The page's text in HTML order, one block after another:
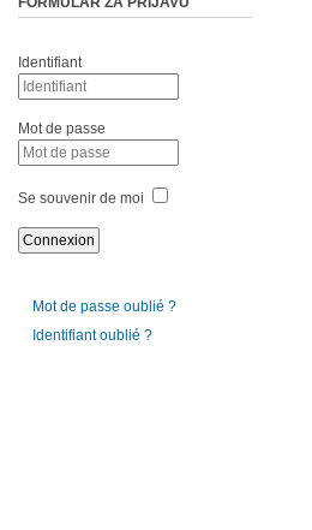
Identifiant
Mot de passe
Se souvenir de moi
Mot de passe oublié ?
Identifiant oublié ?